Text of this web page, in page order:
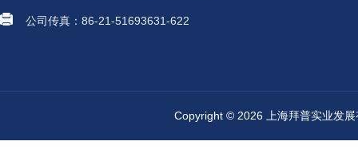
公司传真：86-21-51693631-622
Copyright © 2026 上海拜普实业发